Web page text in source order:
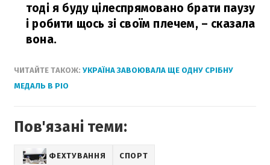
тоді я буду цілеспрямовано брати паузу
і робити щось зі своїм плечем, – сказала
вона.
ЧИТАЙТЕ ТАКОЖ: УКРАЇНА ЗАВОЮВАЛА ЩЕ ОДНУ СРІБНУ
МЕДАЛЬ В РІО
Пов'язані теми:
ФЕХТУВАННЯ СПОРТ